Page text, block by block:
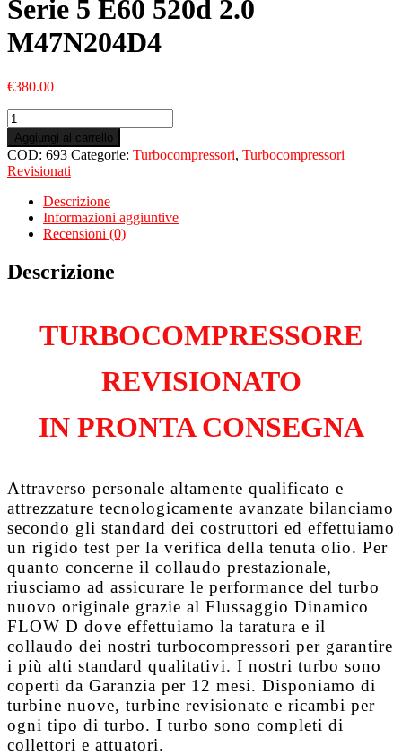
Serie 5 E60 520d 2.0
M47N204D4
€380.00
Turbo
Revisionato
per
BMW
Serie
E60
520d
M47N204D4
quantità
Aggiungi al carrello
COD: 693 Categorie: Turbocompressori, Turbocompressori
Revisionati
Descrizione
Informazioni aggiuntive
Recensioni (0)
Descrizione
TURBOCOMPRESSORE
REVISIONATO
IN PRONTA CONSEGNA
Attraverso personale altamente qualificato e
attrezzature tecnologicamente avanzate bilanciamo
secondo gli standard dei costruttori ed effettuiamo
un rigido test per la verifica della tenuta olio. Per
quanto concerne il collaudo prestazionale,
riusciamo ad assicurare le performance del turbo
nuovo originale grazie al Flussaggio Dinamico
FLOW D dove effettuiamo la taratura e il
collaudo dei nostri turbocompressori per garantire
i più alti standard qualitativi. I nostri turbo sono
coperti da Garanzia per 12 mesi. Disponiamo di
turbine nuove, turbine revisionate e ricambi per
ogni tipo di turbo. I turbo sono completi di
collettori e attuatori.